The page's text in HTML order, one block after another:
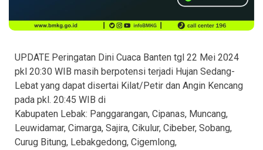
UPDATE Peringatan Dini Cuaca Banten tgl 22 Mei 2024
pkl 20:30 WIB masih berpotensi terjadi Hujan Sedang-
Lebat yang dapat disertai Kilat/Petir dan Angin Kencang
pada pkl. 20:45 WIB di
Kabupaten Lebak: Panggarangan, Cipanas, Muncang,
Leuwidamar, Cimarga, Sajira, Cikulur, Cibeber, Sobang,
Curug Bitung, Lebakgedong, Cigemlong,